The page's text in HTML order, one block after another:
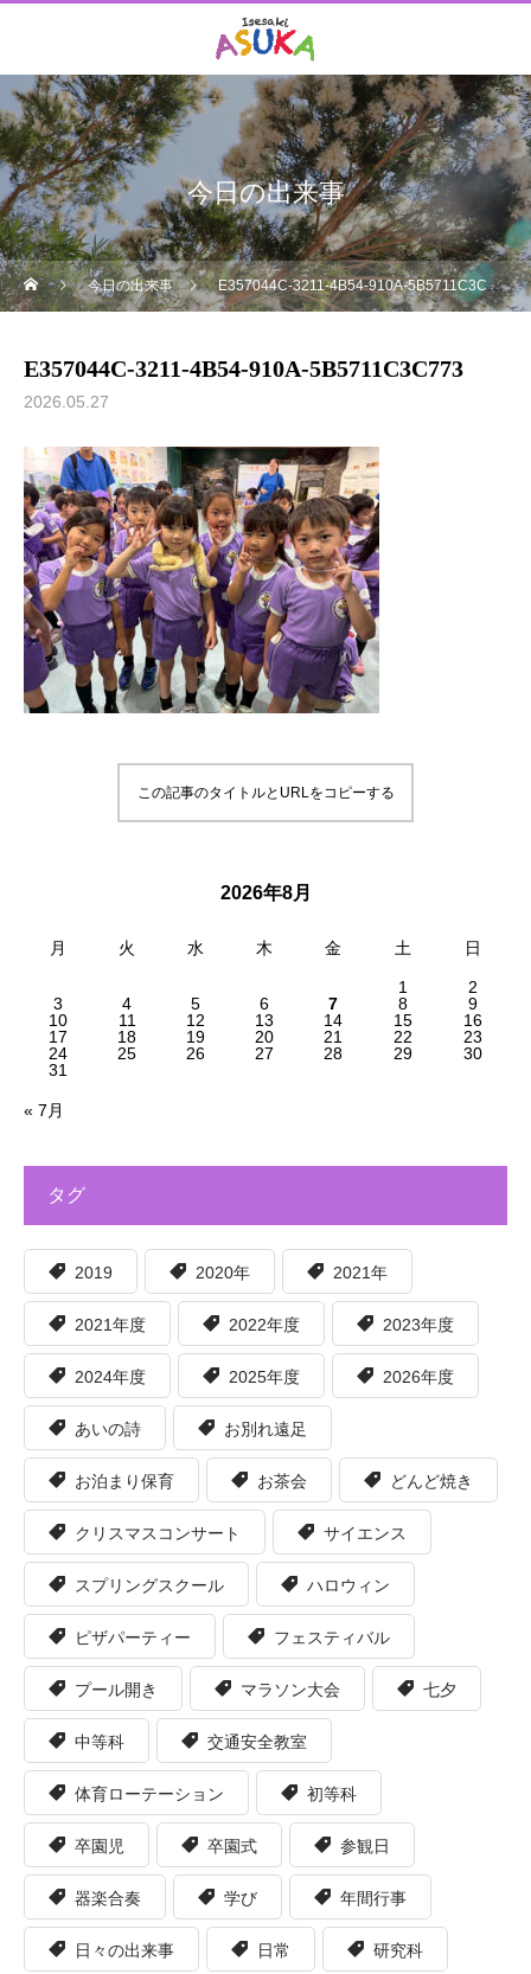
今日の出来事
今日の出来事 E357044C-3211-4B54-910A-5B5711C3C773
E357044C-3211-4B54-910A-5B5711C3C773
2026.05.27
この記事のタイトルとURLをコピーする
2026年8月
月 火 水 木 金 土 日
1
2
3
4 5 6 7 8
9
10
11 12 13 14 15
16
17
18 19 20 21 22
23
24
25 26 27 28 29
30
31
« 7月
タグ
2019 2020年 2021年
2021年度 2022年度 2023年度
2024年度 2025年度 2026年度
あいの詩 お別れ遠足
お泊まり保育 お茶会 どんど焼き
クリスマスコンサート サイエンス
スプリングスクール ハロウィン
ピザパーティー フェスティバル
プール開き マラソン大会 七夕
中等科 交通安全教室
体育ローテーション 初等科
卒園児 卒園式 参観日
器楽合奏 学び 年間行事
日々の出来事 日常 研究科